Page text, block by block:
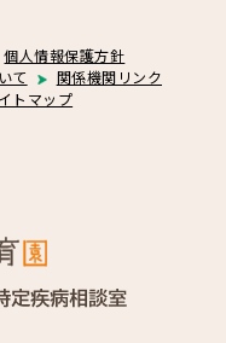
個人情報保護方針
て
関係機関リンク
トマップ